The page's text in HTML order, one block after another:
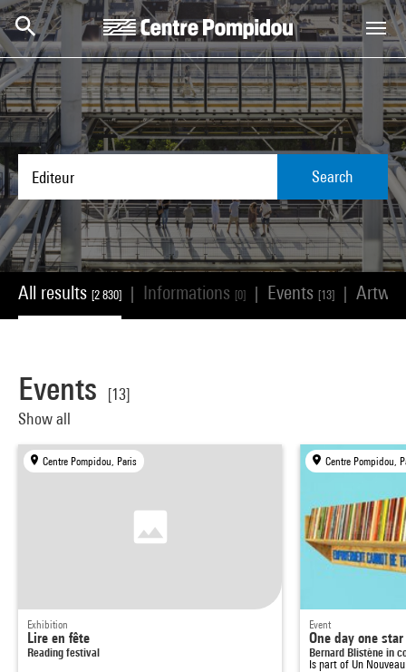
Skip to main content
Centre Pompidou
Search
All results [2 830] Informations [0] Events [13]
Events
[13]
Show all
Centre Pompidou, Paris
Exhibition
Lire en fête
Reading festival
Centre Pompidou,
Event
One day one
Bernard Blistène in
Is part of Un